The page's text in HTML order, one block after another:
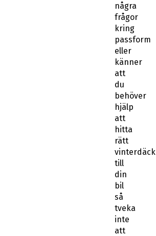
några
frågor
kring
passform
eller
känner
att
du
behöver
hjälp
att
hitta
rätt
vinterdäck
till
din
bil
så
tveka
inte
att